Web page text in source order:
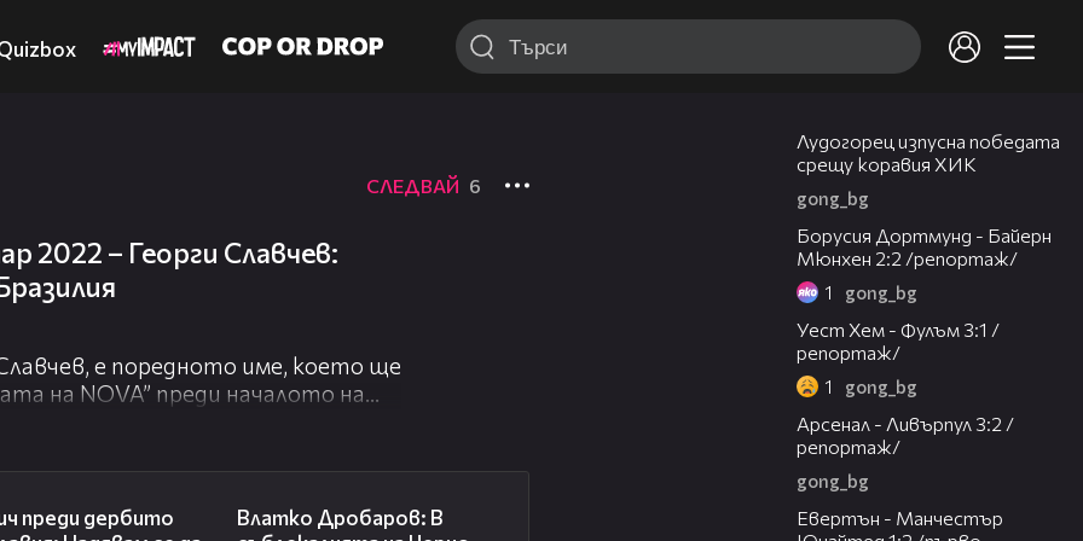
СЛЕДВАЙ 6
2022 – Георги Славчев:
е поредното име, което ще
на NOVA” преди началото на
на Световното първенство?
за толкова субективни неща.
но със сигурност изпъква името
преди дербито
Влатко Дробаров: В
Лудогорец изпусна победата
срещу коравия ХИК
gong_bg
Борусия Дортмунд - Байерн
Мюнхен 2:2 /репортаж/
1 gong_bg
Уест Хем - Фулъм 3:1 /
репортаж/
1 gong_bg
Арсенал - Ливърпул 3:2 /
репортаж/
gong_bg
Евертън - Манчестър